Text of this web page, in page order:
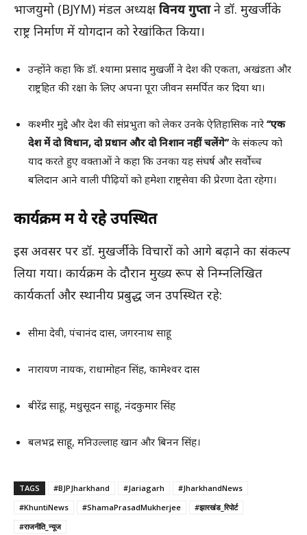
भाजयुमो (BJYM) मंडल अध्यक्षविनय गुप्ताने डॉ. मुखर्जी के
राष्ट्र निर्माण में योगदान को रेखांकित किया।
उन्होंने कहा कि डॉ. श्यामा प्रसाद मुखर्जी ने देश की एकता, अखंडता और
राष्ट्रहित की रक्षा के लिए अपना पूरा जीवन समर्पित कर दिया था।
कश्मीर मुद्दे और देश की संप्रभुता को लेकर उनके ऐतिहासिक नारे “एक
देश में दो विधान, दो प्रधान और दो निशान नहीं चलेंगे” के संकल्प को
याद करते हुए वक्ताओं ने कहा कि उनका यह संघर्ष और सर्वोच्च
बलिदान आने वाली पीढ़ियों को हमेशा राष्ट्रसेवा की प्रेरणा देता रहेगा।
कार्यक्रम में ये रहे उपस्थित
इस अवसर पर डॉ. मुखर्जी के विचारों को आगे बढ़ाने का संकल्प
लिया गया। कार्यक्रम के दौरान मुख्य रूप से निम्नलिखित
कार्यकर्ता और स्थानीय प्रबुद्ध जन उपस्थित रहे:
सीमा देवी, पंचानंद दास, जगरनाथ साहू
नारायण नायक, राधामोहन सिंह, कामेश्वर दास
बीरेंद्र साहू, मधुसूदन साहू, नंदकुमार सिंह
बलभद्र साहू, मनिउल्लाह खान और बिनन सिंह।
TAGS #BJPJharkhand #Jariagarh
#JharkhandNews
#KhuntiNews
#ShamaPrasadMukherjee
#झारखंड_रिपोर्ट
#राजनीति_न्यूज